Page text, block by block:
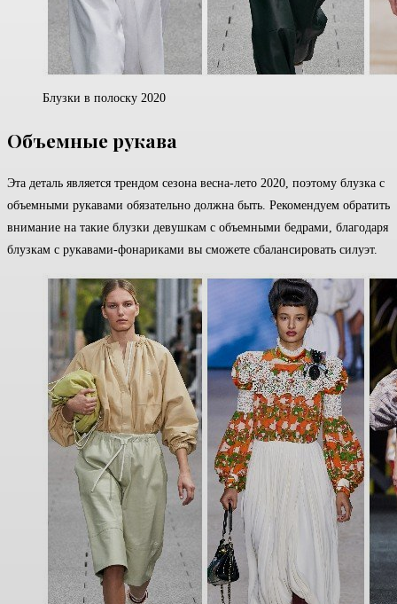
Блузки в полоску 2020
Объемные рукава
Эта деталь является трендом сезона весна-лето 2020, поэтому блузка с
объемными рукавами обязательно должна быть. Рекомендуем обратить
внимание на такие блузки девушкам с объемными бедрами, благодаря
блузкам с рукавами-фонариками вы сможете сбалансировать силуэт.